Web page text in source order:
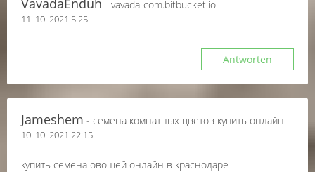
VavadaEnduh - vavada-com.bitbucket.io
11. 10. 2021 5:25
Antworten
Jameshem - семена комнатных цветов купить онлайн
10. 10. 2021 22:15
купить семена овощей онлайн в краснодаре